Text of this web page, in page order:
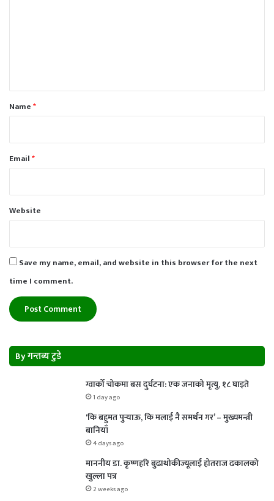
*Name*
Email*
Website
Save my name, email, and website in this browser for the next
time I comment.
By गन्तब्य टुडे
ग्वार्को चोकमा बस दुर्घटना: एक जनाको मृत्यु, १८ घाइते
1 day ago
‘कि बहुमत पुर्‍याऊ, कि मलाई नै समर्थन गर’ – मुख्यमन्त्री
बानियाँ
4 days ago
माननीय डा. कृष्णहरि बुढाथोकीज्यूलाई होतराज ढकालको
खुल्ला पत्र
2 weeks ago